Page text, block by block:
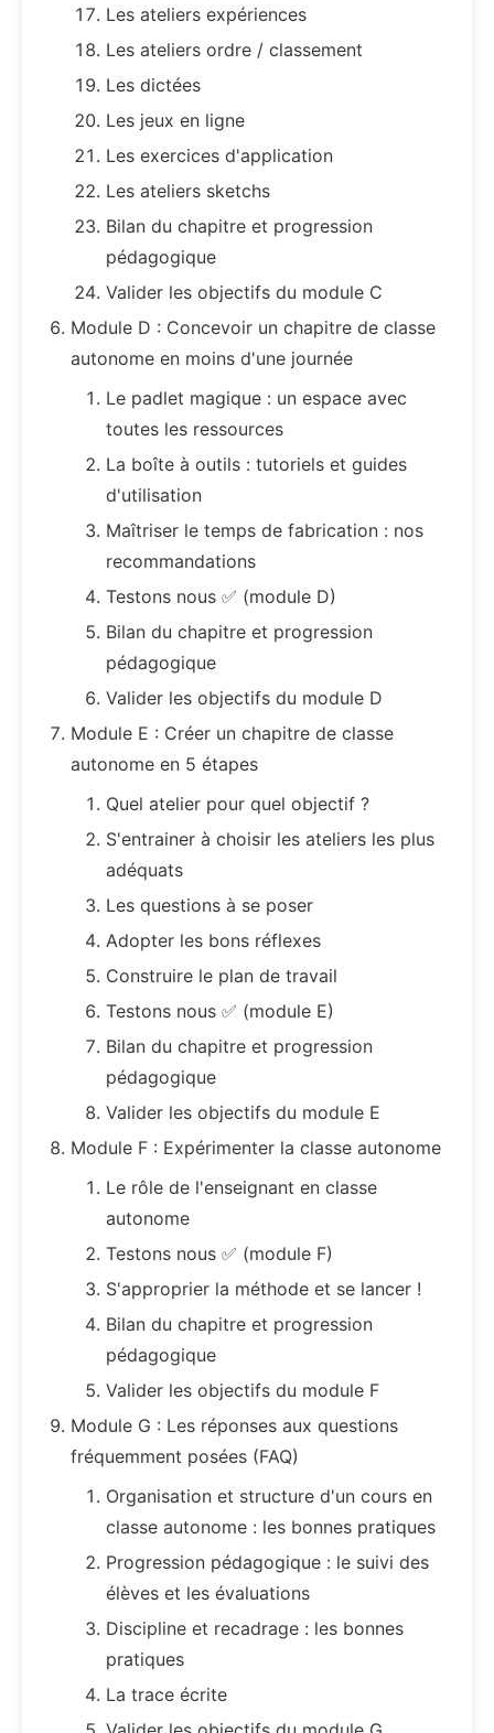
Les ateliers expériences
Les ateliers ordre / classement
Les dictées
Les jeux en ligne
Les exercices d'application
Les ateliers sketchs
Bilan du chapitre et progression
pédagogique
Valider les objectifs du module C
Module D : Concevoir un chapitre de classe
autonome en moins d'une journée
Le padlet magique : un espace avec
toutes les ressources
La boîte à outils : tutoriels et guides
d'utilisation
Maîtriser le temps de fabrication : nos
recommandations
Testons nous ✅ (module D)
Bilan du chapitre et progression
pédagogique
Valider les objectifs du module D
Module E : Créer un chapitre de classe
autonome en 5 étapes
Quel atelier pour quel objectif ?
S'entrainer à choisir les ateliers les plus
adéquats
Les questions à se poser
Adopter les bons réflexes
Construire le plan de travail
Testons nous ✅ (module E)
Bilan du chapitre et progression
pédagogique
Valider les objectifs du module E
Module F : Expérimenter la classe autonome
Le rôle de l'enseignant en classe
autonome
Testons nous ✅ (module F)
S'approprier la méthode et se lancer !
Bilan du chapitre et progression
pédagogique
Valider les objectifs du module F
Module G : Les réponses aux questions
fréquemment posées (FAQ)
Organisation et structure d'un cours en
classe autonome : les bonnes pratiques
Progression pédagogique : le suivi des
élèves et les évaluations
Discipline et recadrage : les bonnes
pratiques
La trace écrite